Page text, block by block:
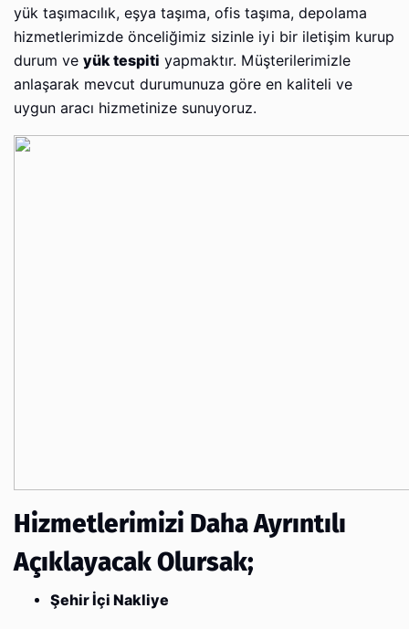
yük taşımacılık, eşya taşıma, ofis taşıma, depolama
hizmetlerimizde önceliğimiz sizinle iyi bir iletişim kurup
durum ve yük tespiti yapmaktır. Müşterilerimizle
anlaşarak mevcut durumunuza göre en kaliteli ve
uygun aracı hizmetinize sunuyoruz.
Hizmetlerimizi Daha Ayrıntılı
Açıklayacak Olursak;
Şehir İçi Nakliye